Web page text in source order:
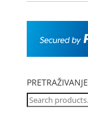
PRETRAŽIVANJE
Search
for: